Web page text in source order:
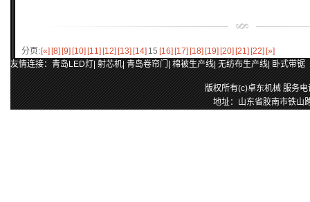
分页: [«] [8] [9] [10] [11] [12] [13] [14] 15 [16] [17] [18] [19] [20] [21] [22] [»]
友情连接：青岛LED灯|射芯机|青岛卷帘门|棉被生产线|无纺布生产线|卧式带锯
版权所有(c)卓东机械 服务
地址：山东省胶南市铁山